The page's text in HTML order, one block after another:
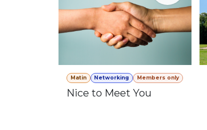
Matin Networking Members only
Nice to Meet You